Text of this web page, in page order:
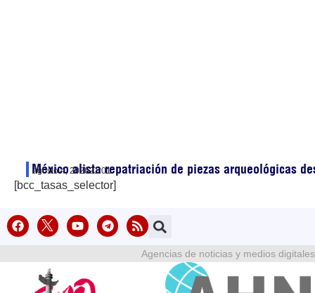
México alista repatriación de piezas arqueológicas
agosto 4, 202621:01
[bcc_tasas_selector]
Agencias de noticias y medios digitales